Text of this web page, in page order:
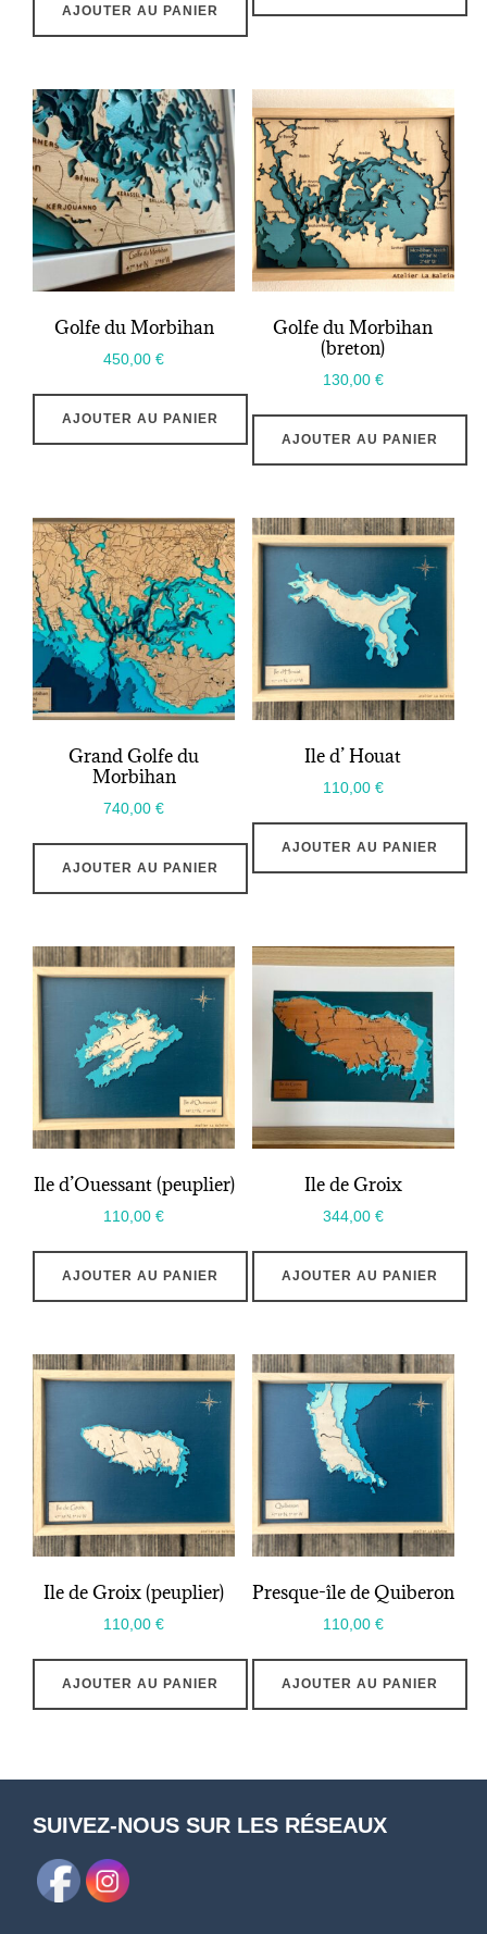
AJOUTER AU PANIER
Golfe du Morbihan
450,00€
AJOUTER AU PANIER
Golfe du Morbihan
(breton)
130,00 €
AJOUTER AU PANIER
Grand Golfe du
Morbihan
740,00€
AJOUTER AU PANIER
Ile d’ Houat
110,00 €
AJOUTER AU PANIER
Ile d’Ouessant (peuplier)
110,00€
AJOUTER AU PANIER
Ile de Groix
344,00 €
AJOUTER AU PANIER
Ile de Groix (peuplier)
110,00€
AJOUTER AU PANIER
Presque-île de Quiberon
110,00 €
AJOUTER AU PANIER
SUIVEZ-NOUS SUR LES RÉSEAUX